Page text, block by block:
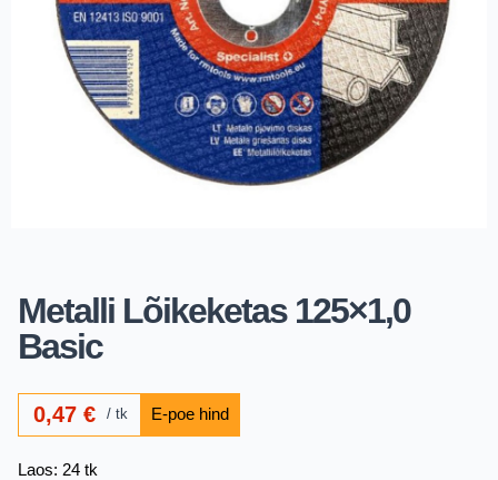
Metalli Lõikeketas 125×1,0
Basic
0,47€ tk
Laos: 24 tk